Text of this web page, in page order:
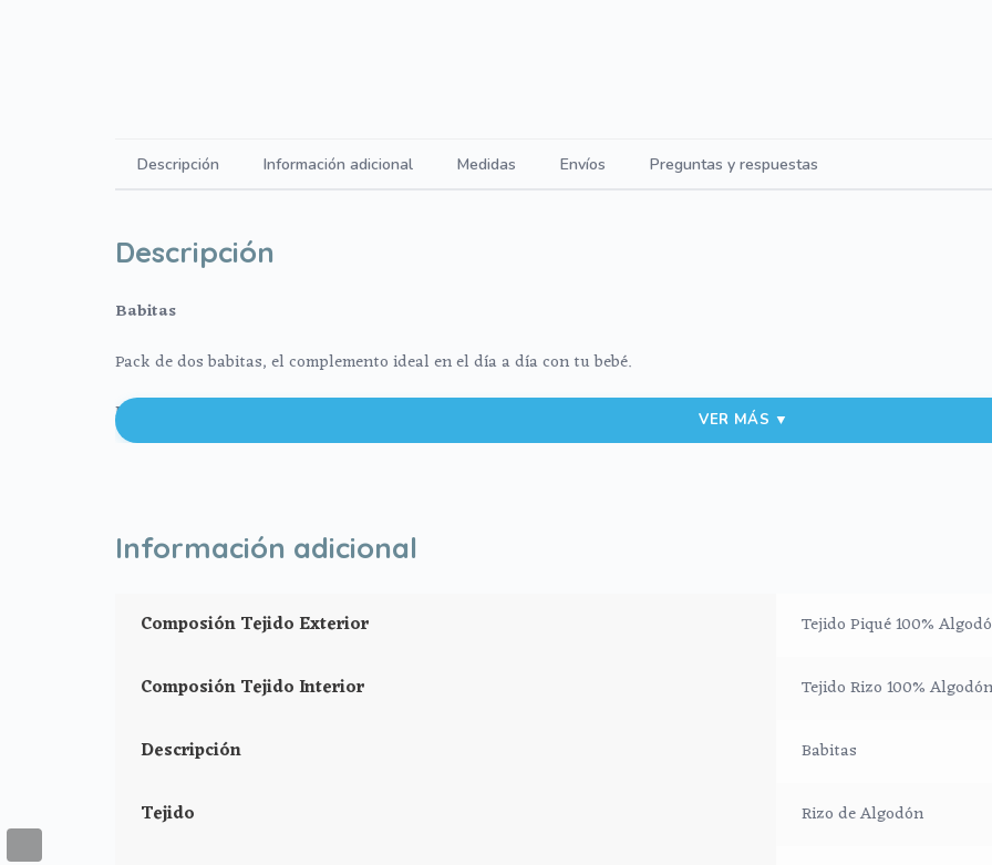
Descripción Información adicional Medidas Envíos Preguntas y respuestas
Descripción
Babitas
Pack de dos babitas, el complemento ideal en el día a día con tu bebé.
Por un lado, tejido de algodón a juego con tu capazo y por el otro lado en rizo de algodón.
VER MÁS ▼
Información adicional
Composión Tejido Exterior Tejido Piqué 100%
Composión Tejido Interior Tejido Rizo 100% Algodón
Descripción Babitas
Tejido Rizo de Algodón